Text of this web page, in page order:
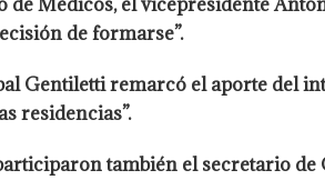
de formarse”.
Gentiletti remarcó el aporte del
residencias”.
también el secretario